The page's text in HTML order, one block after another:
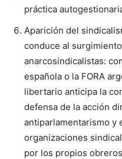
práctica
Aparición del
conduce al
anarcosindicalistas:
española o la FORA
libertario anticipa la
defensa de la acción
antiparlamentarismo y
organizaciones
por los propios